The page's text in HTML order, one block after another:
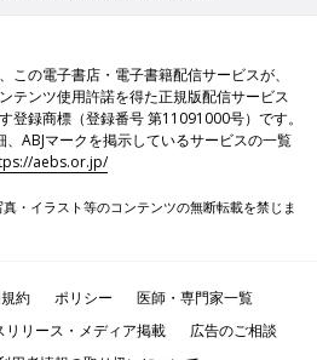
た育児』をAmazonで見る
この電子書店・電子書籍配信サービスが、
テンツ使用許諾を得た正規版配信サービス
登録商標（登録番号 第11091000号）です。
、ABJマークを掲示しているサービスの一覧
aebs.or.jp/
・イラスト等のコンテンツの無断転載を禁じま
約 ポリシー
医師・専門家一覧
リリース・メディア掲載
広告のご相談